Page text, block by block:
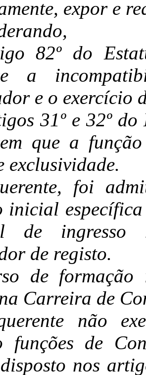
expor e
82º do
a
e o exercício
31º e 32º
que a
exclusividade.
foi
inicial
de
de registo.
de
Carreira de
não
funções de
nos